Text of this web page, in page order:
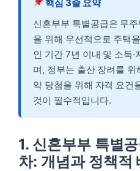
핵심 3줄 요약
신혼부부 특별공급은 무
을 위해 우선적으로 주택
인 기간 7년 이내 및 소득
며, 정부는 출산 장려를
약 당첨을 위해 자격 요건
것이 필수적입니다.
1. 신혼부부 특별
차: 개념과 정책적